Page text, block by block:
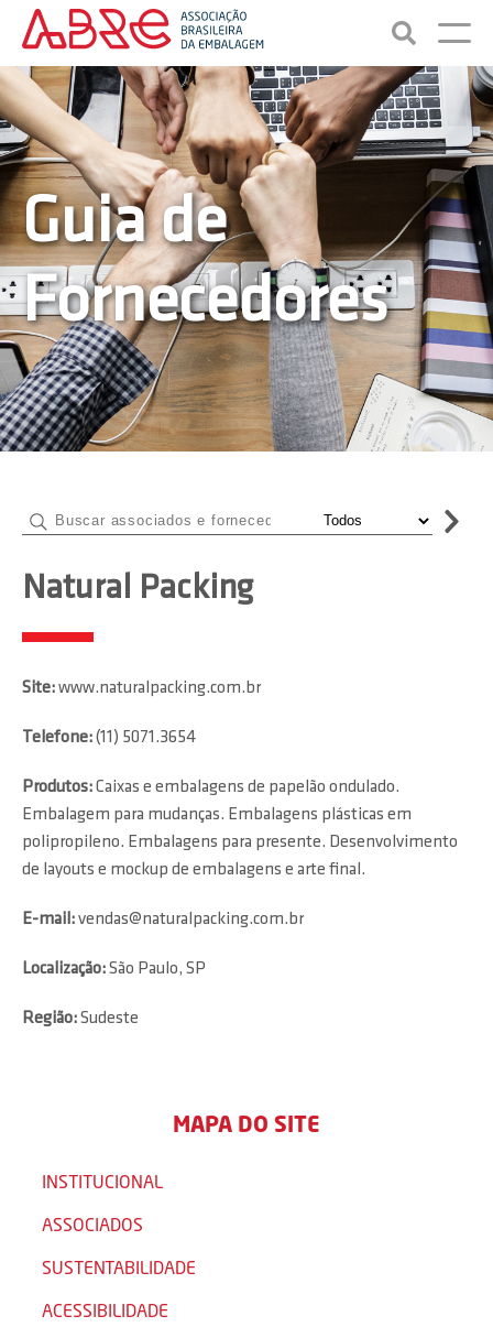
Guia de
Fornecedores
Natural Packing
Site:www.naturalpacking.com.br
Telefone:(11) 5071.3654
Produtos:Caixas e embalagens de papelão ondulado.
Embalagem para mudanças. Embalagens plásticas em
polipropileno. Embalagens para presente. Desenvolvimento
de layouts e mockup de embalagens e arte final.
E-mail:vendas@naturalpacking.com.br
Localização:São Paulo, SP
Região:Sudeste
MAPA DO SITE
INSTITUCIONAL
ASSOCIADOS
SUSTENTABILIDADE
ACESSIBILIDADE